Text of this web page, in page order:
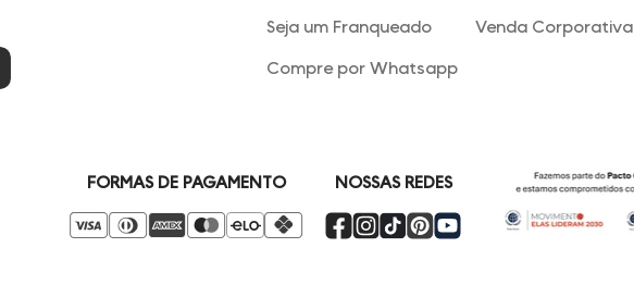
Seja um Franqueado
Compre por Whatsapp
Venda Corporativa
FORMAS DE PAGAMENTO NOSSAS REDES